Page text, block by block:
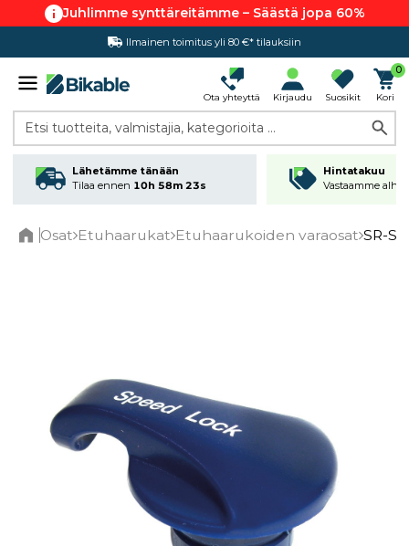
Juhlimme synttäreitämme – Säästä jopa 60%
Ilmainen toimitus yli 80 €* tilauksiin
Ota yhteyttä Kirjaudu Suosikit
0
Kori
Etsi tuotteita, valmistajia, kategorioita ...
Lähetämme tänään
Tilaa ennen 10h 58m 22s
Hintatakuu
Vastaamme
Osat Etuhaarukat Etuhaarukoiden varaosat SR-